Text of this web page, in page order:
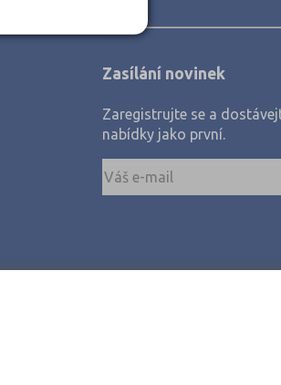
Zasílání novinek
Zaregistrujte se a
nabídky jako první.